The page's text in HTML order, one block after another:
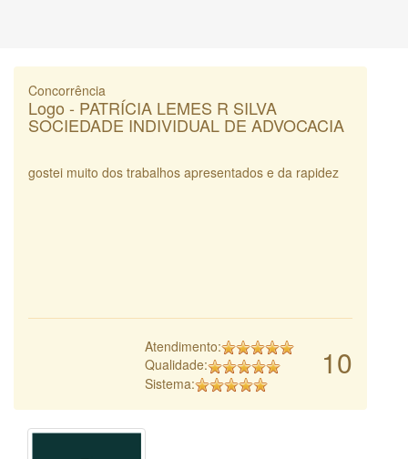
Concorrência
Logo - PATRÍCIA LEMES R SILVA
SOCIEDADE INDIVIDUAL DE ADVOCACIA
gostei muito dos trabalhos apresentados e da rapidez
10
Atendimento:
Qualidade:
Sistema: